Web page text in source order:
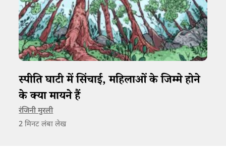
स्पीति घाटी में सिंचाई, महिलाओं के जिम्मे होने
के क्या मायने हैं
रंजिनी मुरली
2 मिनट लंबा लेख